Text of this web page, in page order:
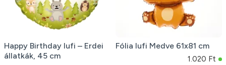
Happy Birthday lufi – Erdei
állatkák, 45 cm
Fólia lufi Medve 61x81 cm
1.020 Ft